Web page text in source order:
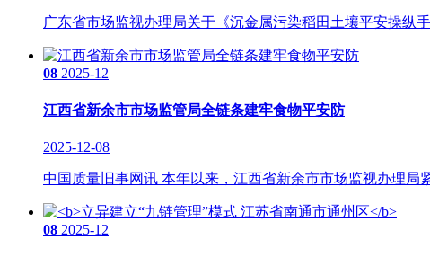
广东省市场监视办理局关于《沉金属污染稻田土壤平安操纵
08 2025-12
江西省新余市市场监管局全链条建牢食物平安防
2025-12-08
中国质量旧事网讯 本年以来，江西省新余市市场监视办理
08 2025-12